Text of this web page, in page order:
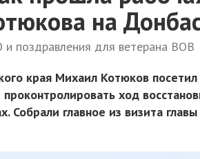
на
поздравления для ветерана ВОВ
края Михаил Котюков
ход
Собрали главное из визита